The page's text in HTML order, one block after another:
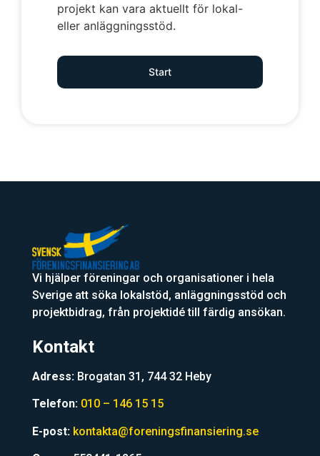
projekt kan vara aktuellt för lokal-
eller anläggningsstöd.
Start
Vi hjälper föreningar och organisationer i hela
Sverige att söka lokalstöd, anläggningsstöd och
projektbidrag, från projektidé till färdig ansökan.
Kontakt
Adress: Brogatan 31, 744 32 Heby
Telefon: 010 – 146 15 15
E-post: kontakta@foreningsfinansiering.se